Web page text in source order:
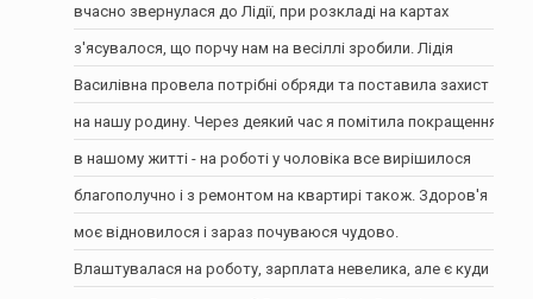
вчасно звернулася до Лідії, при розкладі на картах
з'ясувалося, що порчу нам на весіллі зробили. Лідія
Василівна провела потрібні обряди та поставила захист
на нашу родину. Через деякий час я помітила покращення
в нашому житті - на роботі у чоловіка все вирішилося
благополучно і з ремонтом на квартирі також. Здоров'я
моє відновилося і зараз почуваюся чудово.
Влаштувалася на роботу, зарплата невелика, але є куди